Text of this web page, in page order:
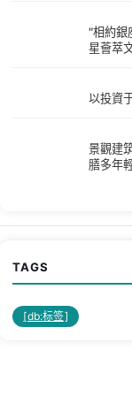
"相約銀
星薈萃
以投資
景觀建
膳多年
TAGS
[db:标签]